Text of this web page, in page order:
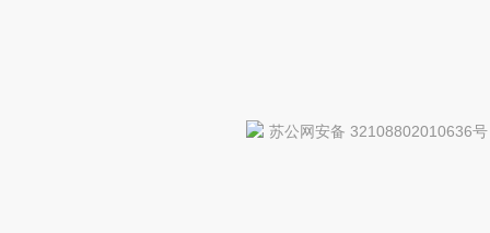
苏公网安备 32108802010636号